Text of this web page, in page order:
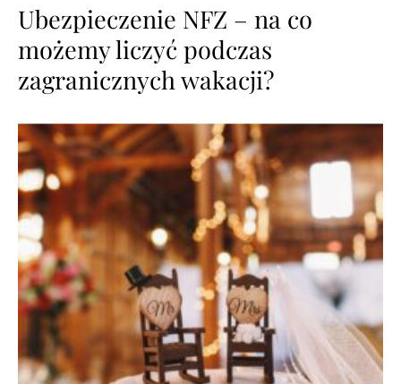
Ubezpieczenie NFZ – na co
możemy liczyć podczas
zagranicznych wakacji?